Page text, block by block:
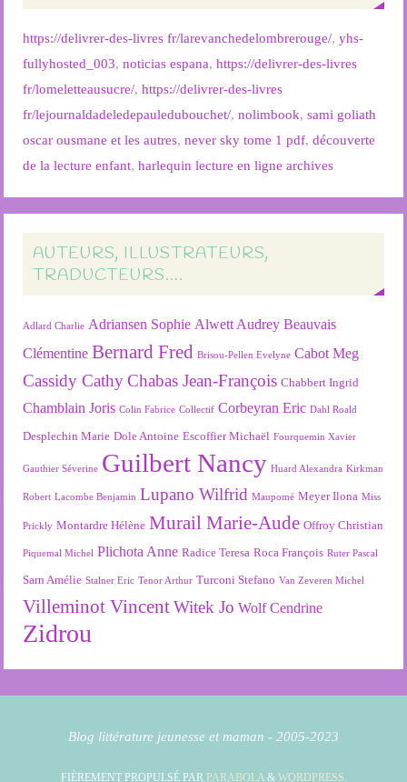
https://delivrer-des-livres fr/larevanchedelombrerouge/,yhs-
fullyhosted_003,noticias espana,https://delivrer-des-livres
fr/lomeletteausucre/,https://delivrer-des-livres
fr/lejournaldadeledepauledubouchet/,nolimbook,sami goliath
oscar ousmane et les autres,never sky tome 1 pdf,découverte
de la lecture enfant,harlequin lecture en ligne archives
AUTEURS, ILLUSTRATEURS,
TRADUCTEURS….
Adlard Charlie Adriansen Sophie Alwett Audrey Beauvais
Clémentine Bernard Fred Brisou-Pellen Evelyne Cabot Meg
Cassidy Cathy Chabas Jean-François Chabbert Ingrid
Chamblain Joris Colin Fabrice Collectif Corbeyran Eric Dahl Roald
Desplechin Marie Dole Antoine Escoffier Michaël Fourquemin Xavier
Gauthier Séverine Guilbert Nancy Huard Alexandra Kirkman
Robert Lacombe Benjamin Lupano Wilfrid Maupomé Meyer Ilona Miss
Prickly Montardre Hélène Murail Marie-Aude Offroy Christian
Piquemal Michel Plichota Anne Radice Teresa Roca François Ruter Pascal
Sarn Amélie Stalner Eric Tenor Arthur Turconi Stefano Van Zeveren Michel
Villeminot Vincent Witek Jo Wolf Cendrine
Zidrou
Blog littérature jeunesse et maman - 2005-2023
FIÈREMENT PROPULSÉ PAR PARABOLA& WORDPRESS.